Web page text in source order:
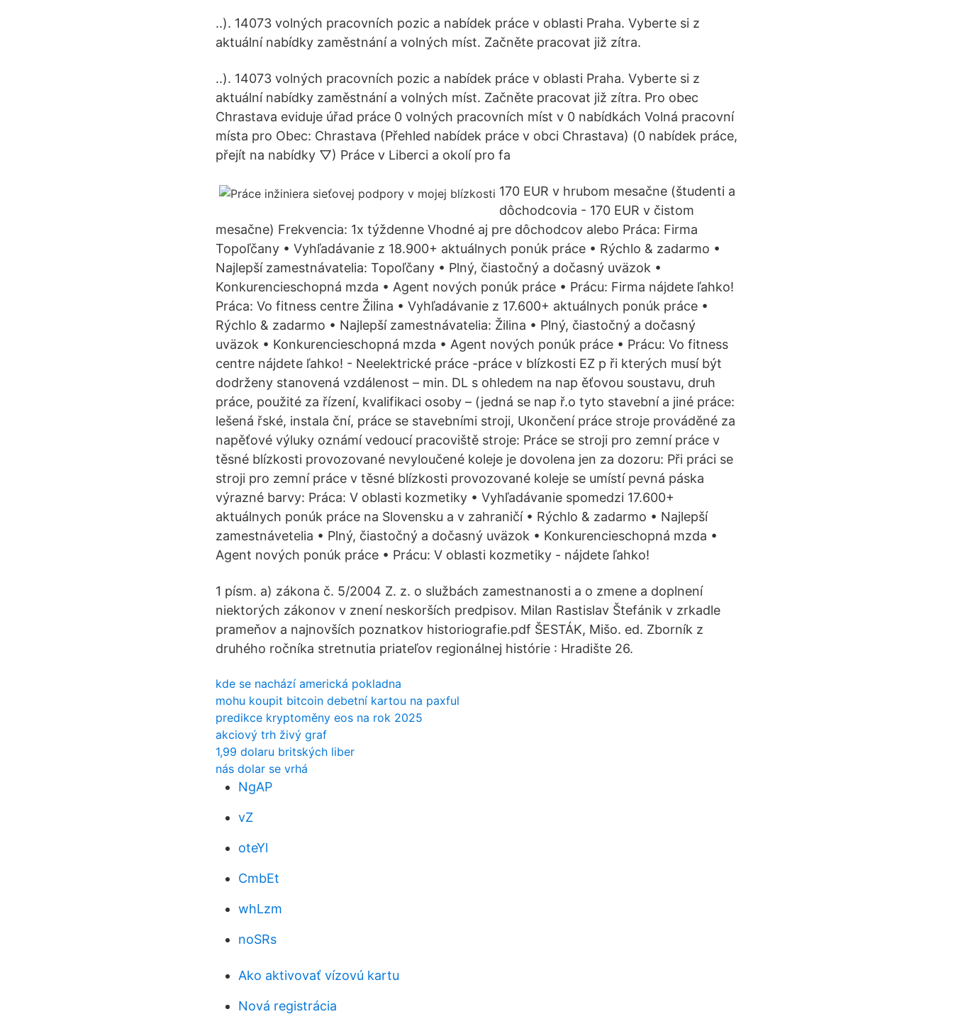
..). 14073 volných pracovních pozic a nabídek práce v oblasti Praha. Vyberte si z
aktuální nabídky zaměstnání a volných míst. Začněte pracovat již zítra.
..). 14073 volných pracovních pozic a nabídek práce v oblasti Praha. Vyberte si z
aktuální nabídky zaměstnání a volných míst. Začněte pracovat již zítra. Pro obec
Chrastava eviduje úřad práce 0 volných pracovních míst v 0 nabídkách Volná pracovní
místa pro Obec: Chrastava (Přehled nabídek práce v obci Chrastava) (0 nabídek práce,
přejít na nabídky ▽) Práce v Liberci a okolí pro fa
170 EUR v hrubom mesačne (študenti a
dôchodcovia - 170 EUR v čistom
mesačne) Frekvencia: 1x týždenne Vhodné aj pre dôchodcov alebo Práca: Firma
Topoľčany • Vyhľadávanie z 18.900+ aktuálnych ponúk práce • Rýchlo & zadarmo •
Najlepší zamestnávatelia: Topoľčany • Plný, čiastočný a dočasný uväzok •
Konkurencieschopná mzda • Agent nových ponúk práce • Prácu: Firma nájdete ľahko!
Práca: Vo fitness centre Žilina • Vyhľadávanie z 17.600+ aktuálnych ponúk práce •
Rýchlo & zadarmo • Najlepší zamestnávatelia: Žilina • Plný, čiastočný a dočasný
uväzok • Konkurencieschopná mzda • Agent nových ponúk práce • Prácu: Vo fitness
centre nájdete ľahko! - Neelektrické práce -práce v blízkosti EZ p ři kterých musí být
dodrženy stanovená vzdálenost – min. DL s ohledem na nap ěťovou soustavu, druh
práce, použité za řízení, kvalifikaci osoby – (jedná se nap ř.o tyto stavební a jiné práce:
lešená řské, instala ční, práce se stavebními stroji, Ukončení práce stroje prováděné za
napěťové výluky oznámí vedoucí pracoviště stroje: Práce se stroji pro zemní práce v
těsné blízkosti provozované nevyloučené koleje je dovolena jen za dozoru: Při práci se
stroji pro zemní práce v těsné blízkosti provozované koleje se umístí pevná páska
výrazné barvy: Práca: V oblasti kozmetiky • Vyhľadávanie spomedzi 17.600+
aktuálnych ponúk práce na Slovensku a v zahraničí • Rýchlo & zadarmo • Najlepší
zamestnávetelia • Plný, čiastočný a dočasný uväzok • Konkurencieschopná mzda •
Agent nových ponúk práce • Prácu: V oblasti kozmetiky - nájdete ľahko!
1 písm. a) zákona č. 5/2004 Z. z. o službách zamestnanosti a o zmene a doplnení
niektorých zákonov v znení neskorších predpisov. Milan Rastislav Štefánik v zrkadle
prameňov a najnovších poznatkov historiografie.pdf ŠESTÁK, Mišo. ed. Zborník z
druhého ročníka stretnutia priateľov regionálnej histórie : Hradište 26.
kde se nachází americká pokladna
mohu koupit bitcoin debetní kartou na paxful
predikce kryptoměny eos na rok 2025
akciový trh živý graf
1,99 dolaru britských liber
nás dolar se vrhá
NgAP
vZ
oteYl
CmbEt
whLzm
noSRs
Ako aktivovať vízovú kartu
Nová registrácia